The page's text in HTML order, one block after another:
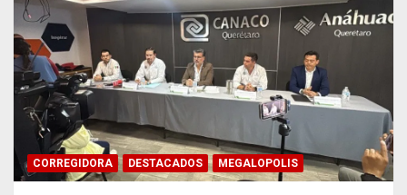
CORREGIDORA DESTACADOS MEGALOPOLIS